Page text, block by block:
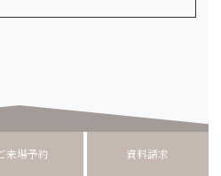
来場予約 資料請求